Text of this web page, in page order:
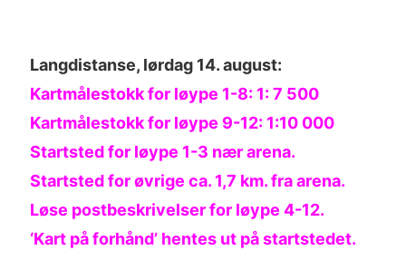
Langdistanse, lørdag 14. august:
Kartmålestokk for løype 1-8: 1: 7 500
Kartmålestokk for løype 9-12: 1:10 000
Startsted for løype 1-3 nær arena.
Startsted for øvrige ca. 1,7 km. fra arena.
Løse postbeskrivelser for løype 4-12.
‘Kart på forhånd’ hentes ut på startstedet.